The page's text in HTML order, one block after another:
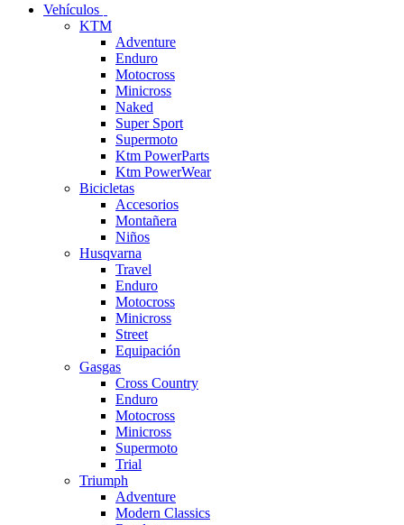
Vehículos
KTM
Adventure
Enduro
Motocross
Minicross
Naked
Super Sport
Supermoto
Ktm PowerParts
Ktm PowerWear
Bicicletas
Accesorios
Montañera
Niños
Husqvarna
Travel
Enduro
Motocross
Minicross
Street
Equipación
Gasgas
Cross Country
Enduro
Motocross
Minicross
Supermoto
Trial
Triumph
Adventure
Modern Classics